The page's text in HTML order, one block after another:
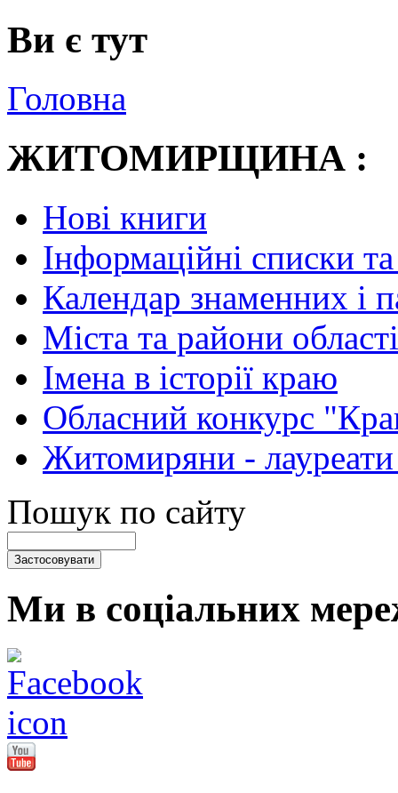
Ви є тут
Головна
ЖИТОМИРЩИНА :
Нові книги
Інформаційні списки
Календар знаменних і
Міста та райони
Імена в історії краю
Обласний конкурс
Житомиряни -
Пошук по сайту
Ми в соціальних